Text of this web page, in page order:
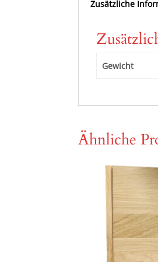
Zusätzliche
Gewicht
Ähnliche